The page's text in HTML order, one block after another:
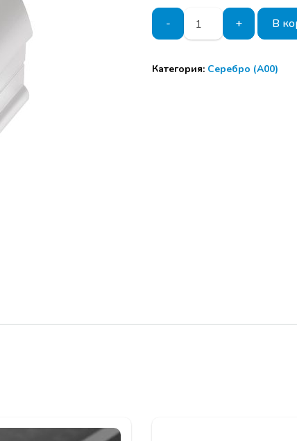
-
Количество
товара
асимметричный
профиль
+ В
Категория: Серебро (А00)